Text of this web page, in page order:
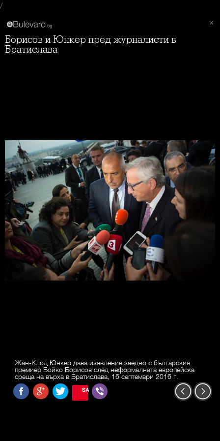
/
Борисов и Юнкер пред журналисти в
Братислава
Жан-Клод Юнкер дава изявление заедно с българския
премиер Бойко Борисов след неформалната европейска
среща на върха в Братислава, 16 септември 2016 г.
SAVE